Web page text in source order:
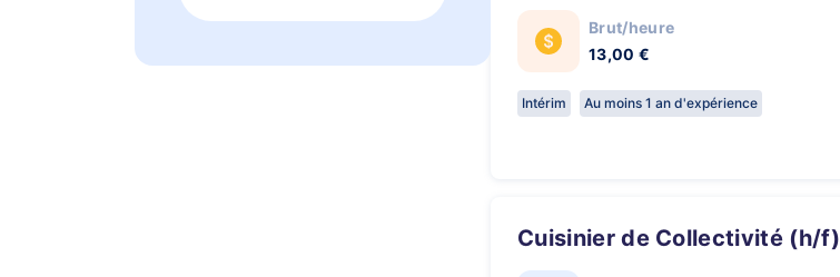
Brut/heure
13,00 €
Intérim Au moins 1 an d'expérience
Cuisinier de Collectivité (h/f)